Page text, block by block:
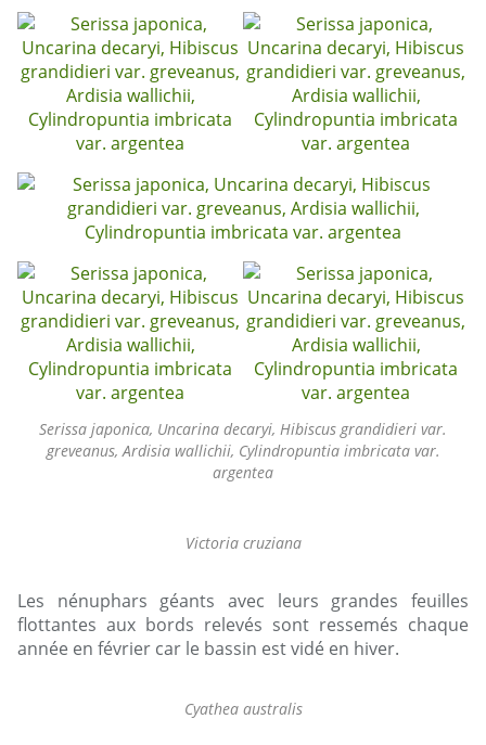
Serissa japonica, Uncarina decaryi, Hibiscus grandidieri var.
greveanus, Ardisia wallichii, Cylindropuntia imbricata var.
argentea
Victoria cruziana
Les nénuphars géants avec leurs grandes feuilles
flottantes aux bords relevés sont ressemés chaque
année en février car le bassin est vidé en hiver.
Cyathea australis